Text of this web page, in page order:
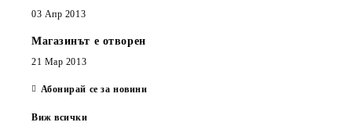
03 Апр 2013
Магазинът е отворен
21 Мар 2013
Абонирай се за новини
Виж всички